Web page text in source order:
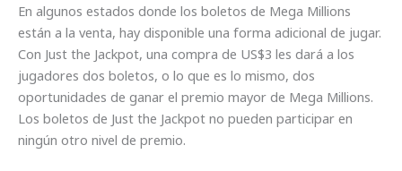
En algunos estados donde los boletos de Mega Millions
están a la venta, hay disponible una forma adicional de jugar.
Con Just the Jackpot, una compra de US$3 les dará a los
jugadores dos boletos, o lo que es lo mismo, dos
oportunidades de ganar el premio mayor de Mega Millions.
Los boletos de Just the Jackpot no pueden participar en
ningún otro nivel de premio.